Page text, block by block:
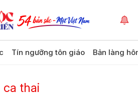
Tín ngưỡng tôn giáo Bản làng
ca thai